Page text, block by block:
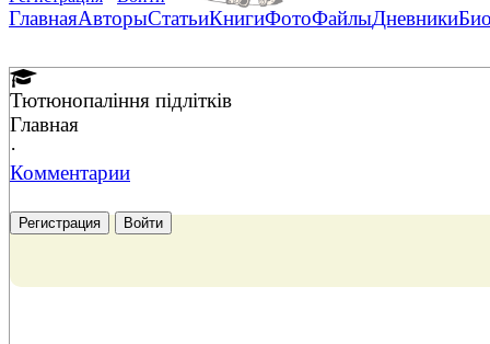
ГлавнаяАвторыСтатьиКнигиФотоФайлыДневники
Тютюнопаління підлітків
Главная
·
Комментарии
Регистрация Войти